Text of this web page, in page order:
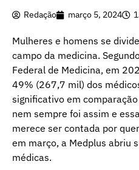
Redação março 5, 2024
Mulheres e homens se
campo da medicina.
Federal de Medicina, em
49% (267,7 mil) dos
significativo em
nem sempre foi assim e
merece ser contada por
em março, a Medplus abriu
médicas.